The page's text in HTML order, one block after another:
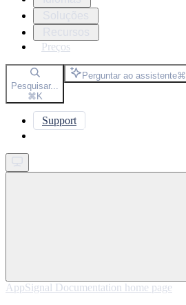
Preços
Pesquisar...
⌘K
Perguntar ao assistente⌘
Support
AppSignal Documentation home page